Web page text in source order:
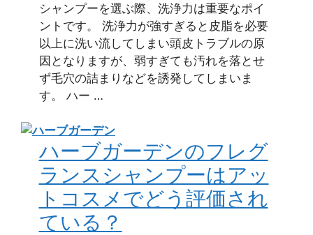
シャンプーを選ぶ際、洗浄力は重要なポイ
ントです。 洗浄力が強すぎると皮脂を必要
以上に洗い流してしまい頭皮トラブルの原
因となりますが、弱すぎても汚れを落とせ
ず毛穴の詰まりなどを誘発してしまいま
す。 ハー …
ハーブガーデンのフレグ
ランスシャンプーはアッ
トコスメでどう評価され
ている？